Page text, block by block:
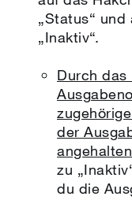
„Status“
„Inaktiv“.
Durch das
der
zu
du die